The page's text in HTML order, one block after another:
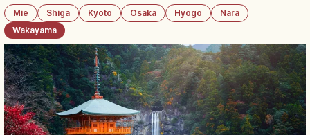
Mie Shiga Kyoto Osaka Hyogo
Nara
Wakayama